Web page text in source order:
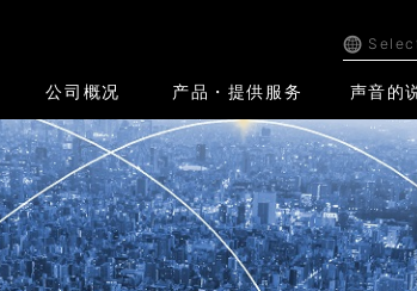
公司概况 产品・提供服务 声音的